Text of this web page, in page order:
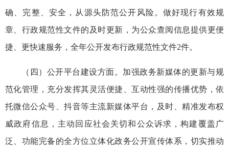
确、完整、安全，从源头防范公开风险。做好现行有效规
章、行政规范性文件的及时更新，为公众查阅信息提供更便
捷、更快速服务，全年公开发布行政规范性文件2件。
（四）公开平台建设方面。加强政务新媒体的更新与规
范化管理，充分发挥其灵活便捷、互动性强的传播优势，依
托微信公众号、抖音等主流新媒体平台，及时、精准发布权
威政府信息，主动回应社会关切和公众诉求，构建覆盖广
泛、功能完备的全方位立体化政务公开宣传体系，切实推动